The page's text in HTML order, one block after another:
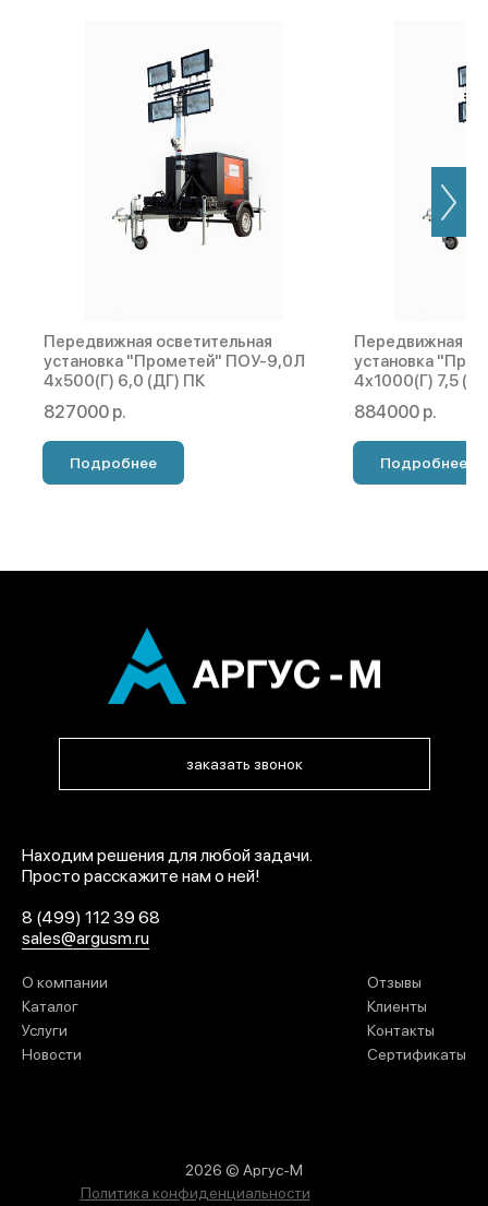
Передвижная осветительная
установка "Прометей" ПОУ-9,0Л
4х500(Г) 6,0 (ДГ) ПК
827000 р.
Подробнее
Передвижная
установка
4х1000(Г) 7,5
884000 р.
Подробнее
заказать звонок
Находим решения для любой задачи.
Просто расскажите нам о ней!
8 (499) 112 39 68
sales@argusm.ru
О компании
Каталог
Услуги
Новости
Отзывы
Клиенты
Контакты
Сертификаты
2026 © Аргус-М
Политика конфиденциальности